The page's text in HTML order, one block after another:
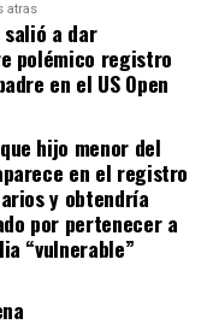
Santiago
invitada en
aún no tiene
Unidos, donde
que esperan
reunir el dinero y,
circulando por
Tomás Ross.
atras
salió a dar
polémico registro
en el US Open
hijo menor del
en el registro
y obtendría
por pertenecer a
“vulnerable”